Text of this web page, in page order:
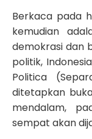
Berkaca pada
kemudian
demokrasi dan
politik,
Politica
ditetapkan
mendalam,
sempat akan